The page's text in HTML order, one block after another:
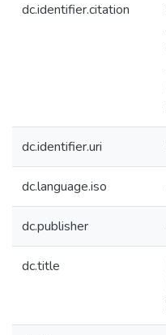
dc.identifier.citation
dc.identifier.uri
dc.language.iso
dc.publisher
dc.title